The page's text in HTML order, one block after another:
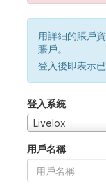
用詳細的賬戶
賬戶。
登入後即表示
登入系統
Livelox
用戶名稱